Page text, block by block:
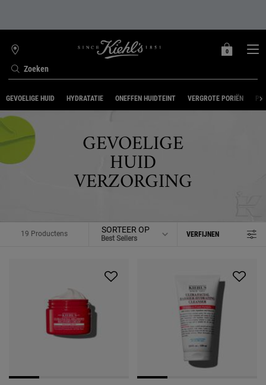
Zoeken
WINKELZOEKER
MIJN
0
0 PRODUCT
GEVOELIGE HUID HYDRATATIE ONEFFEN HUIDTEINT VERGROTE PORIËN
GEVOELIGE
HUID
VERZORGING
19 Productens SORTEER OP VERFIJNEN
FILTERMENU